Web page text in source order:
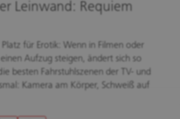
Leinwand: Requiem
Platz für Erotik: Wenn in Filmen oder
Aufzug steigen, ändert sich so
besten Fahrstuhlszenen der TV- und
Kamera am Körper, Schweiß auf